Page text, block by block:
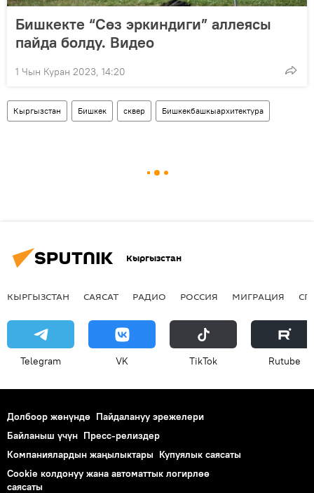
Бишкекте “Сөз эркиндиги” аллеясы
пайда болду. Видео
1 Чын Куран 2023, 14:20
Кыргызстан Бишкек сквер Бишкекбашкыархитектура
Кыргызстан
КЫРГЫЗСТАН САЯСАТ РАДИО РОССИЯ МИГРАЦИЯ
Telegram VK ТikТоk Rutube
Долбоор жөнүндө Пайдалануу эрежелери
Байланыш үчүн Пресс-релиздер
Компаниялардын жаңылыктары Купуялык саясаты
Cookie колдонуу жана автоматтык логирлөө
саясаты